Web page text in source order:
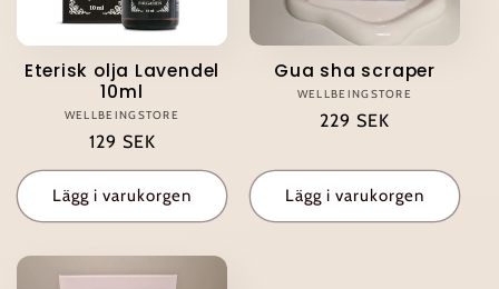
Eterisk olja Lavendel
10ml
Säljare:
WELLBEINGSTORE
Ordinarie
pris
129 SEK
Lägg i varukorgen
Gua sha scraper
Säljare:
WELLBEINGSTORE
Ordinarie
229 SEK
Lägg i varukorgen